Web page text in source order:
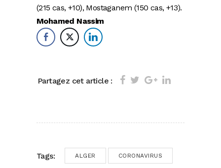
(215 cas, +10), Mostaganem (150 cas, +13).
Mohamed Nassim
Partagez cet article :
Tags: ALGER CORONAVIRUS